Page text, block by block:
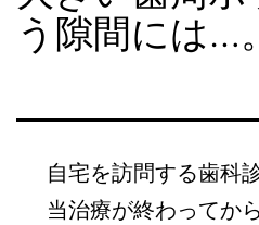
ス
プ
う隙間には…。
自宅を訪問する歯科
当治療が終わってか